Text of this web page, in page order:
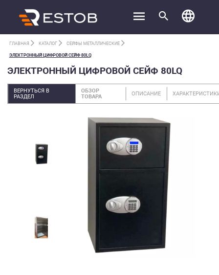
ГЛАВНАЯ КАТАЛОГ СЕЙФЫ МЕТАЛЛИЧЕСКИЕ
ЭЛЕКТРОННЫЙ ЦИФРОВОЙ СЕЙФ 80LQ
ЭЛЕКТРОННЫЙ ЦИФРОВОЙ СЕЙФ 80LQ
ВЕРНУТЬСЯ В
РАЗДЕЛ
ОБЗОР
ТОВАРА
ОПИСАНИЕ